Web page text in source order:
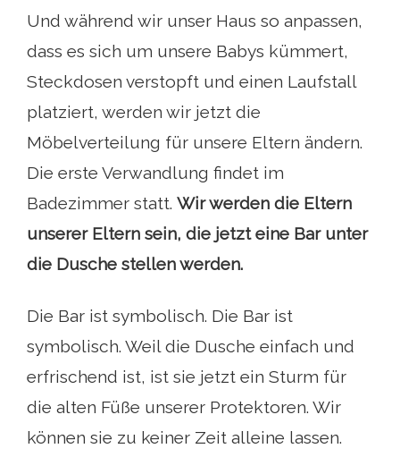
Und während wir unser Haus so anpassen,
dass es sich um unsere Babys kümmert,
Steckdosen verstopft und einen Laufstall
platziert, werden wir jetzt die
Möbelverteilung für unsere Eltern ändern.
Die erste Verwandlung findet im
Badezimmer statt. Wir werden die Eltern
unserer Eltern sein, die jetzt eine Bar unter
die Dusche stellen werden.
Die Bar ist symbolisch. Die Bar ist
symbolisch. Weil die Dusche einfach und
erfrischend ist, ist sie jetzt ein Sturm für
die alten Füße unserer Protektoren. Wir
können sie zu keiner Zeit alleine lassen.